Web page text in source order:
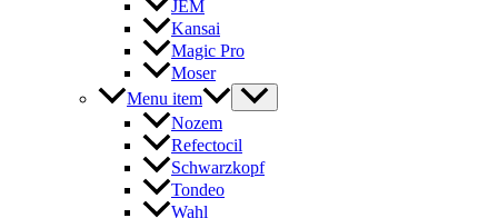
JEM
Kansai
Magic Pro
Moser
Menu item
Nozem
Refectocil
Schwarzkopf
Tondeo
Wahl